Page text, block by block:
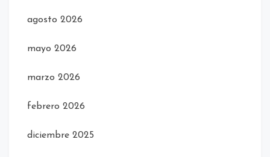
agosto 2026
mayo 2026
marzo 2026
febrero 2026
diciembre 2025